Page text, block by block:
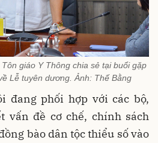
giáo Y Thông chia sẻ tại buổi gặp
Lễ tuyên dương. Ảnh: Thế Bằng
đang phối hợp với các bộ,
vấn đề cơ chế, chính sách
bào dân tộc thiểu số vào